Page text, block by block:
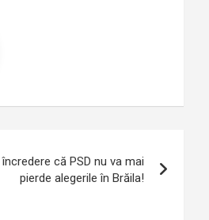
că PSD nu va mai
pierde alegerile în Brăila!